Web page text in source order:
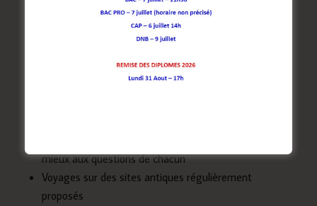
Présentation de la formation
Approche pédagogique du
lycée Jamot
mieux aux questions de chacun
Voyages sur des sites antiques régulièrement
proposés